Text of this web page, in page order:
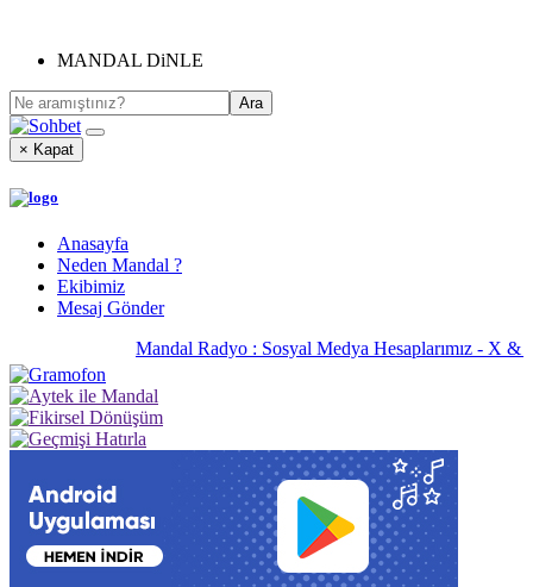
MANDAL DiNLE
× Kapat
Anasayfa
Neden Mandal ?
Ekibimiz
Mesaj Gönder
Mandal Radyo : Sosyal Medya Hesaplarımız - X &